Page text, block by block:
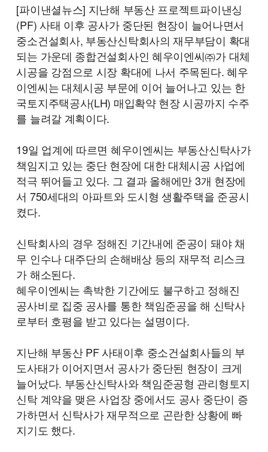
[파이낸셜뉴스] 지난해 부동산 프로젝트파이낸싱
(PF) 사태 이후 공사가 중단된 현장이 늘어나면서
중소건설회사, 부동산신탁회사의 재무부담이 확대
되는 가운데 종합건설회사인 혜우이엔씨㈜가 대체
시공을 강점으로 시장 확대에 나서 주목된다. 혜우
이엔씨는 대체시공 부문에 이어 늘어나고 있는 한
국토지주택공사(LH) 매입확약 현장 시공까지 수주
를 늘려갈 계획이다.
19일 업계에 따르면 혜우이엔씨는 부동산신탁사가
책임지고 있는 중단 현장에 대한 대체시공 사업에
적극 뛰어들고 있다. 그 결과 올해에만 3개 현장에
서 750세대의 아파트와 도시형 생활주택을 준공시
켰다.
신탁회사의 경우 정해진 기간내에 준공이 돼야 채
무 인수나 대주단의 손해배상 등의 재무적 리스크
가 해소된다.
혜우이엔씨는 촉박한 기간에도 불구하고 정해진
공사비로 집중 공사를 통한 책임준공을 해 신탁사
로부터 호평을 받고 있다는 설명이다.
지난해 부동산 PF 사태이후 중소건설회사들의 부
도사태가 이어지면서 공사가 중단된 현장이 크게
늘어났다. 부동산신탁사와 책임준공형 관리형토지
신탁 계약을 맺은 사업장 중에서도 공사 중단이 증
가하면서 신탁사가 재무적으로 곤란한 상황에 빠
지기도 했다.